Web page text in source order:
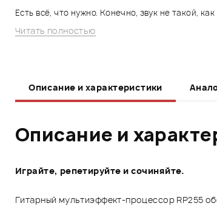
Есть всё, что нужно. Конечно, звук не такой, как
Читать полностью
Описание и характеристики
Описание и
Играйте, репетируйте и сочиняйте.
Гитарный мультиэффект-процессор RP255